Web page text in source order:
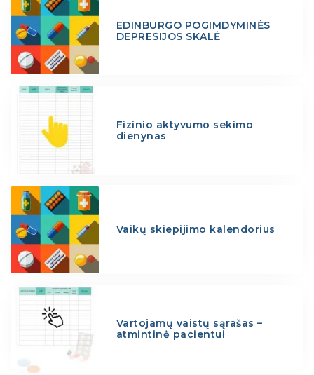
EDINBURGO POGIMDYMINĖS
DEPRESIJOS SKALĖ
Fizinio aktyvumo sekimo
dienynas
Vaikų skiepijimo kalendorius
Vartojamų vaistų sąrašas –
atmintinė pacientui